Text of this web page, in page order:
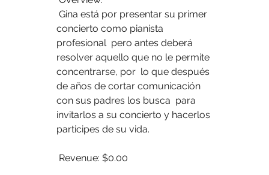
concierto como pianista
profesional  pero antes deberá
resolver aquello que no le permite
concentrarse, por  lo que después
de años de cortar comunicación
con sus padres los busca  para
invitarlos a su concierto y hacerlos
participes de su vida.
Revenue: $0.00